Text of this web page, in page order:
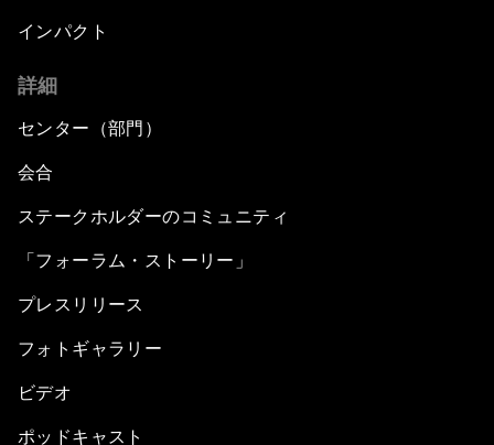
インパクト
詳細
センター（部門）
会合
ステークホルダーのコミュニティ
「フォーラム・ストーリー」
プレスリリース
フォトギャラリー
ビデオ
ポッドキャスト